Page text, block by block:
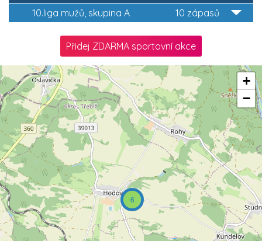
10 zápasů
10.liga mužů, skupina A
Přidej ZDARMA sportovní akce
6
+
−